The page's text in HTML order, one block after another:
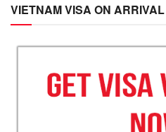
VIETNAM VISA ON ARRIVAL